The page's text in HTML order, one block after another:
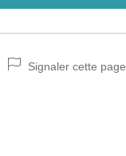
Signaler cette page